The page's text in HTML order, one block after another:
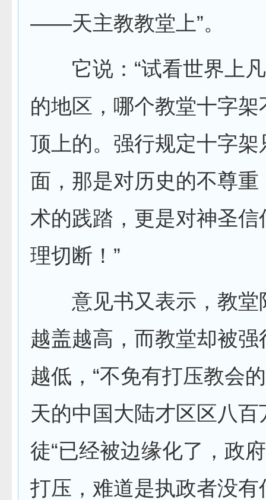
——天主教教堂上”。
它说：“试看世界上凡
的地区，哪个教堂十字架
顶上的。强行规定十字架
面，那是对历史的不尊重
术的践踏，更是对神圣信
理切断！”
意见书又表示，教堂
越盖越高，而教堂却被强
越低，“不免有打压教会
天的中国大陆才区区八百
徒“已经被边缘化了，政
打压，难道是执政者没有